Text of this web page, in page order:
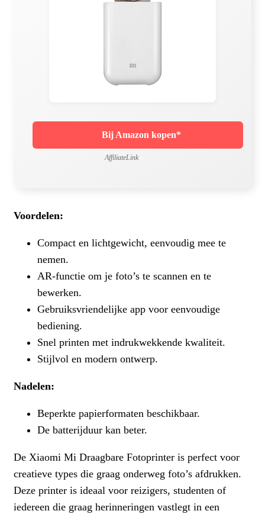
Bij Amazon kopen*
AffiliateLink
Voordelen:
Compact en lichtgewicht, eenvoudig mee te
nemen.
AR-functie om je foto’s te scannen en te
bewerken.
Gebruiksvriendelijke app voor eenvoudige
bediening.
Snel printen met indrukwekkende kwaliteit.
Stijlvol en modern ontwerp.
Nadelen:
Beperkte papierformaten beschikbaar.
De batterijduur kan beter.
De Xiaomi Mi Draagbare Fotoprinter is perfect voor
creatieve types die graag onderweg foto’s afdrukken.
Deze printer is ideaal voor reizigers, studenten of
iedereen die graag herinneringen vastlegt in een